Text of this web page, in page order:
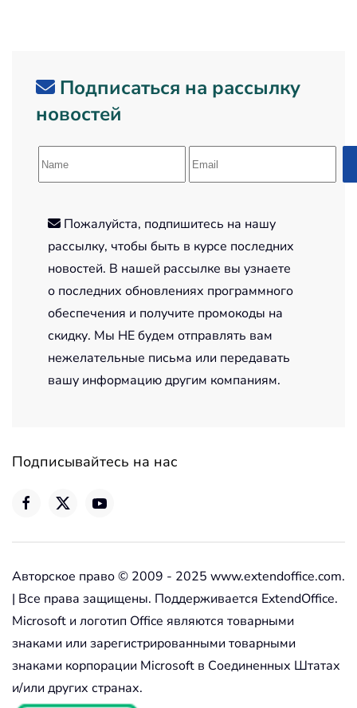
Подписаться на рассылку
новостей
Пожалуйста, подпишитесь на нашу
рассылку, чтобы быть в курсе последних
новостей. В нашей рассылке вы узнаете
о последних обновлениях программного
обеспечения и получите промокоды на
скидку. Мы НЕ будем отправлять вам
нежелательные письма или передавать
вашу информацию другим компаниям.
Подписывайтесь на нас
Авторское право © 2009 - 2025 www.extendoffice.com.
| Все права защищены. Поддерживается ExtendOffice.
Microsoft и логотип Office являются товарными
знаками или зарегистрированными товарными
знаками корпорации Microsoft в Соединенных Штатах
и/или других странах.